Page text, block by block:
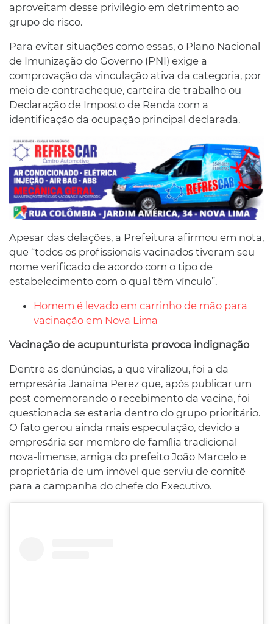
aproveitam desse privilégio em detrimento ao
grupo de risco.
Para evitar situações como essas, o Plano Nacional
de Imunização do Governo (PNI) exige a
comprovação da vinculação ativa da categoria, por
meio de contracheque, carteira de trabalho ou
Declaração de Imposto de Renda com a
identificação da ocupação principal declarada.
Apesar das delações, a Prefeitura afirmou em nota,
que “todos os profissionais vacinados tiveram seu
nome verificado de acordo com o tipo de
estabelecimento com o qual têm vínculo”.
Homem é levado em carrinho de mão para
vacinação em Nova Lima
Vacinação de acupunturista provoca indignação
Dentre as denúncias, a que viralizou, foi a da
empresária Janaína Perez que, após publicar um
post comemorando o recebimento da vacina, foi
questionada se estaria dentro do grupo prioritário.
O fato gerou ainda mais especulação, devido a
empresária ser membro de família tradicional
nova-limense, amiga do prefeito João Marcelo e
proprietária de um imóvel que serviu de comitê
para a campanha do chefe do Executivo.